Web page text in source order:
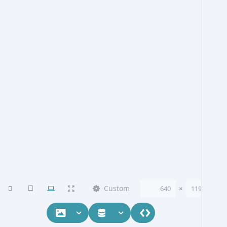
Custom